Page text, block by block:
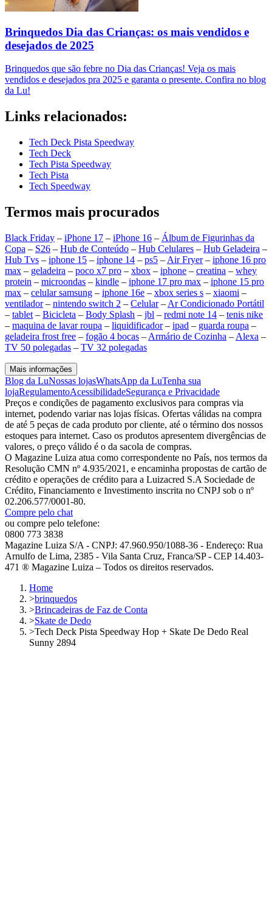
Brinquedos Dia das Crianças: os mais vendidos e
desejados de 2025
Brinquedos que são febre no Dia das Crianças! Veja os mais
vendidos e desejados pra 2025 e garanta o presente. Confira no blog
da Lu!
Links relacionados:
Tech Deck Pista Speedway
Tech Deck
Tech Pista Speedway
Tech Pista
Tech Speedway
Termos mais procurados
Black Friday – iPhone 17 – iPhone 16 – Álbum de Figurinhas da
Copa – S26 – Hub de Conteúdo – Hub Celulares – Hub Geladeira –
Hub Tvs – iphone 15 – iphone 14 – ps5 – Air Fryer– iphone 16 pro
max – geladeira – poco x7 pro – xbox – iphone – creatina – whey
protein – microondas – kindle – iphone 17 pro max – iphone 15 pro
max – celular samsung – iphone 16e – xbox series s – xiaomi –
ventilador– nintendo switch 2 – Celular– Ar Condicionado Portátil
– tablet – Bicicleta – Body Splash – jbl – redmi note 14 – tenis nike
– maquina de lavar roupa – liquidificador– ipad – guarda roupa –
geladeira frost free – fogão 4 bocas – Armário de Cozinha – Alexa –
TV 50 polegadas – TV 32 polegadas
Mais informações
Blog da LuNossas lojasWhatsApp da LuTenha sua
lojaRegulamentoAcessibilidadeSegurança e Privacidade
Preços e condições de pagamento exclusivos para compras via
internet, podendo variar nas lojas físicas. Ofertas válidas na compra
de até 5 peças de cada produto por cliente, até o término dos nossos
estoques para internet. Caso os produtos apresentem divergências de
valores, o preço válido é o da sacola de compras.
O Magazine Luiza atua como correspondente no País, nos termos da
Resolução CMN nº 4.935/2021, e encaminha propostas de cartão de
crédito e operações de crédito para a Luizacred S.A Sociedade de
Crédito, Financiamento e Investimento inscrita no CNPJ sob o nº
02.206.577/0001-80.
Compre pelo chat
ou compre pelo telefone:
0800 773 3838
Magazine Luiza S/A - CNPJ: 47.960.950/1088-36 - Endereço: Rua
Arnulfo de Lima, 2385 - Vila Santa Cruz, Franca/SP - CEP 14.403-
471 ® Magazine Luiza – Todos os direitos reservados.
Home
>brinquedos
>Brincadeiras de Faz de Conta
>Skate de Dedo
>Tech Deck Pista Speedway Hop + Skate De Dedo Real
Sunny 2894